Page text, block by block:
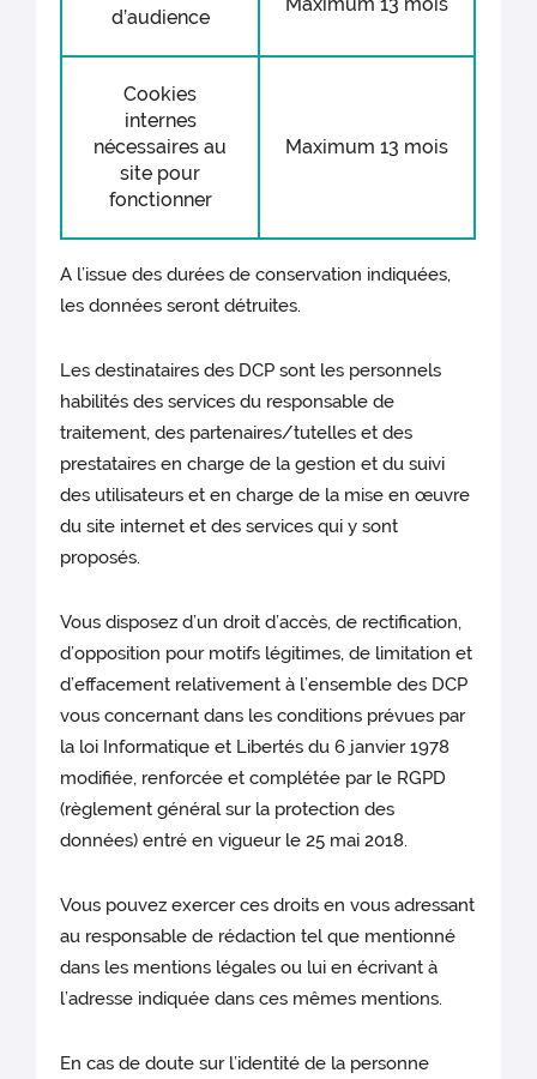
d’audience
Cookies
internes
nécessaires au
site pour
fonctionner
Maximum 13 mois
A l’issue des durées de conservation indiquées,
les données seront détruites.
Les destinataires des DCP sont les personnels
habilités des services du responsable de
traitement, des partenaires/tutelles et des
prestatairesen charge de la gestion et du suivi
des utilisateurs et en charge de la mise en œuvre
du site internet et des services qui y sont
proposés.
Vous disposez d’un droit d’accès, de rectification,
d’opposition pour motifs légitimes, de limitation et
d’effacement relativement à l’ensemble des DCP
vous concernant dans les conditions prévues par
la loi Informatique et Libertés du 6 janvier 1978
modifiée, renforcée et complétée par le RGPD
(règlement général sur la protection des
données) entré en vigueur le 25 mai 2018.
Vous pouvez exercer ces droits en vous adressant
au responsable de rédaction tel que mentionné
dans les mentions légales ou lui en écrivant à
l’adresse indiquée dans ces mêmes mentions.
En cas de doute sur l’identité de la personne